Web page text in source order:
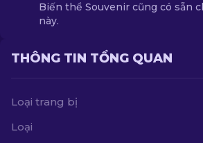
Biến thể Souvenir cũng có sẵn
này.
THÔNG TIN TỔNG QUAN
Loại trang bị
Loại